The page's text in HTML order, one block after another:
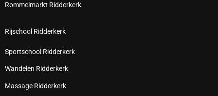
Rommelmarkt Ridderkerk
Rijschool Ridderkerk
Sportschool Ridderkerk
Wandelen Ridderkerk
Massage Ridderkerk